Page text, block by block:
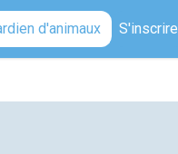
d'animaux S'inscrire